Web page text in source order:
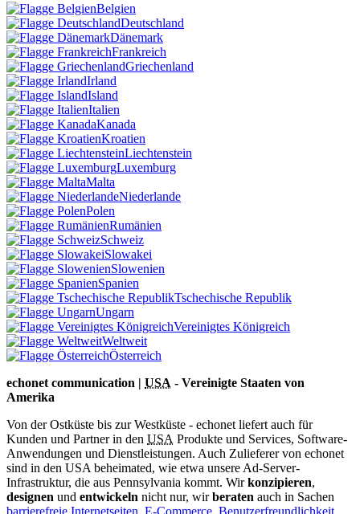
Belgien
Deutschland
Dänemark
Frankreich
Griechenland
Irland
Island
Italien
Kanada
Kroatien
Liechtenstein
Luxemburg
Malta
Niederlande
Polen
Rumänien
Schweiz
Slowakei
Slowenien
Spanien
Tschechische Republik
Ungarn
Vereinigtes Königreich
Weltweit
Österreich
echonet communication | USA - Vereinigte Staaten von
Amerika
Von der Ostküste bis zur Westküste - echonet liefert auch für
Kunden und Partner in den USA Produkte und Services, Software-
Anwendungen und Dienstleistungen. Auch Zulieferer von echonet
sind in den USA beheimated, wie etwa unsere Ad-Server-
Infrastruktur, die aus Pennsylvania kommt. Wirkonzipieren,
designen und entwickeln nicht nur, wirberaten auch in Sachen
barrierefreie Internetseiten, E-Commerce, Benutzerfreundlichkeit